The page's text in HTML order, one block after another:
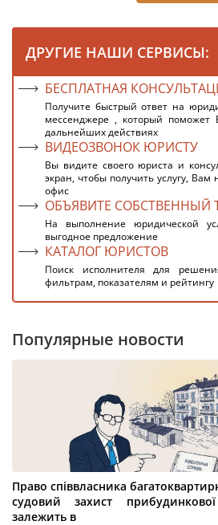
ДРУГИЕ НАШИ СЕРВИСЫ:
БЕСПЛАТНАЯ
Получите быстрый ответ на
мессенджере , который поможет
дальнейших действиях
ВИДЕОЗВОНОК ЮРИСТУ
Вы видите своего юриста и
экран, чтобы получить услугу,
офис
ОБЪЯВИТЕ СОБСТВЕННЫЙ
На выполнение юридической
выгодное предложение
КАТАЛОГ ЮРИСТОВ
Поиск исполнителя для
фильтрам, показателям и рейтингу
Популярные новости
Право співвласника
судовий захист
залежить в